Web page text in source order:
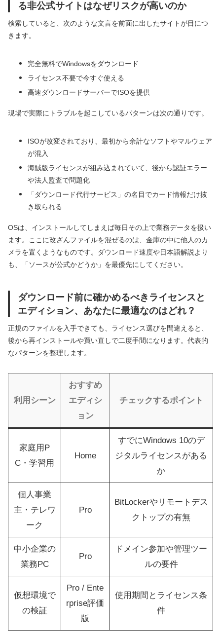
る非公式サイトはなぜリスクが高いのか
検索していると、次のような文言を前面に出したサイトが目につ
きます。
完全無料でWindowsをダウンロード
ライセンス不要で今すぐ使える
高速ダウンロードサーバーでISOを提供
現場で実際にトラブルを起こしているパターンは次の通りです。
ISOが改変されており、最初から余計なソフトやマルウェア
が混入
海賊版ライセンスが組み込まれていて、後から認証エラー
や法人監査で問題化
「ダウンロード代行サービス」の名目でカード情報だけ抜
き取られる
OSは、インストールしてしまえば毎日その上で業務データを扱い
ます。ここに改ざんファイルを混ぜるのは、金庫の中に他人のカ
メラを置くようなものです。ダウンロード速度や日本語解説より
も、「ソースが公式かどうか」を最優先にしてください。
ダウンロード前に確かめるべきライセンスと
エディション、あなたに最適なのはどれ？
正規のファイルを入手できても、ライセンス選びを間違えると、
後から再インストールや買い直しで二度手間になります。代表的
なパターンを整理します。
利用シーン
おすすめ
エディシ
ョン
チェックするポイント
家庭用P
C・学習用
Home
すでにWindows 10のデ
ジタルライセンスがある
か
個人事業
主・テレワ
ーク
Pro
BitLockerやリモートデス
クトップの有無
中小企業の
業務PC
Pro
ドメイン参加や管理ツー
ルの要件
仮想環境で
の検証
Pro / Ente
rprise評価
版
使用期間とライセンス条
件